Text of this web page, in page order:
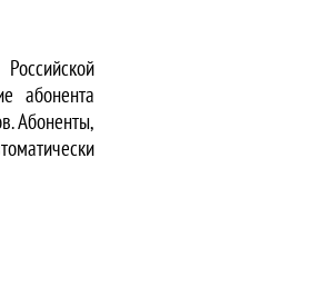
абонента
Абоненты,